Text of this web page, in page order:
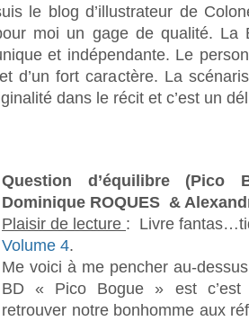
le blog d’illustrateur de
moi un gage de qualité. La
et indépendante. Le
d’un fort caractère. La
dans le récit et c’est un
Question d’équilibre (Pico
Dominique ROQUES &
Plaisir de lecture : Livre
Volume 4.
Me voici à me pencher au-
BD « Pico Bogue » est c’est
retrouver notre bonhomme aux